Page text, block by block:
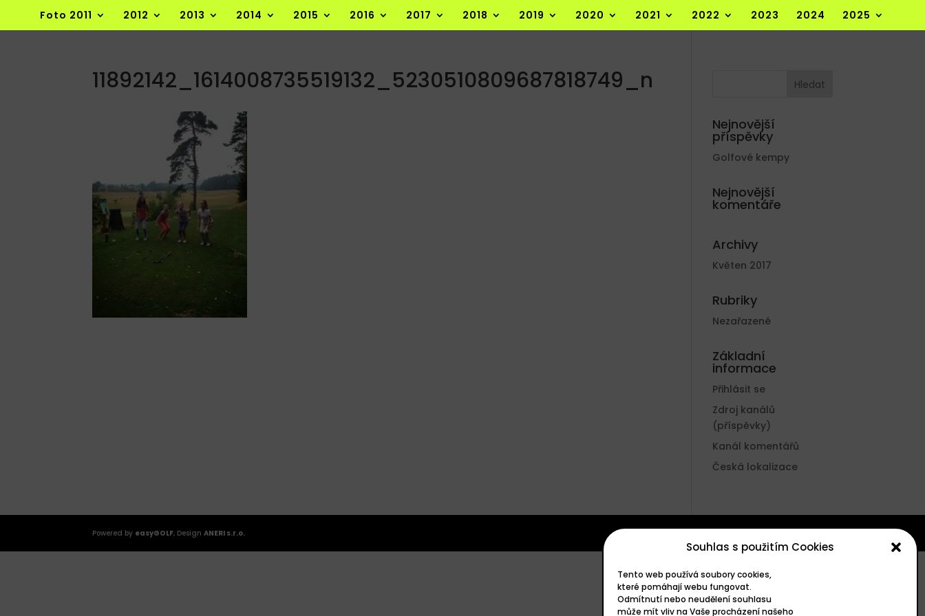
Souhlas s použitím Cookies
Tento web používá soubory cookies,
které pomáhají webu fungovat.
Odmítnutí nebo neudělení souhlasu
může mít vliv na Vaše procházení našeho
Foto 2011 2012 2013 2014 2015 2016 2017 2018 2019 2020 2021 2022 2023 2024 2025
11892142_1614008735519132_5230510809687818749_n
Nejnovější
příspěvky
Golfové kempy
Nejnovější
komentáře
Archivy
Květen 2017
Rubriky
Nezařazené
Základní
informace
Přihlásit se
Zdroj kanálů
(příspěvky)
Kanál komentářů
Česká lokalizace
Powered by easyGOLF, DesignANERI s.r.o.